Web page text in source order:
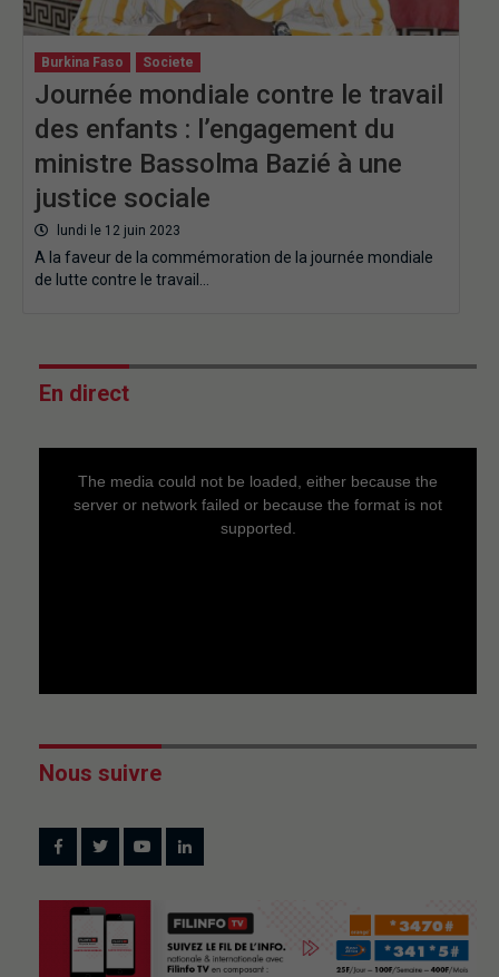
Burkina Faso Societe
Journée mondiale contre le travail
des enfants : l’engagement du
ministre Bassolma Bazié à une
justice sociale
lundi le 12 juin 2023
A la faveur de la commémoration de la journée mondiale
de lutte contre le travail…
En direct
The media could not be loaded, either because the
server or network failed or because the format is not
supported.
Nous suivre